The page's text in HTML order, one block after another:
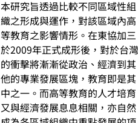
本研究旨透過比較不同區域性組
織之形成與運作，對該區域內高
等教育之影響情形。在東協加三
於2009年正式成形後，對於台灣
的衝擊將漸漸從政治、經濟到其
他的專業發展區塊，教育即是其
中之一。而高等教育的人才培育
又與經濟發展息息相關，亦自然